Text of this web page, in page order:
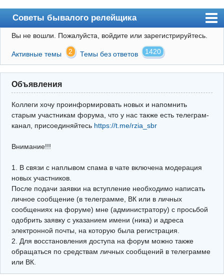
Советы бывалого релейщика
Форум
Правила
Поиск
Регистрация
Архив
Почта
Поиск релейщика
Видео РЗиА
Фотохостинг
Телеграм
Вы не вошли. Пожалуйста, войдите или зарегистрируйтесь.
Активные темы 2 Темы без ответов 1420
Объявления
Коллеги хочу проинформировать новых и напомнить
старым участникам форума, что у нас также есть телеграм-
канал, присоединяйтесь https://t.me/rzia_sbr
Внимание!!!
1. В связи с наплывом спама в чате включена модерация
новых участников.
После подачи заявки на вступление необходимо написать
личное сообщение (в телеграмме, ВК или в личных
сообщениях на форуме) мне (администратору) с просьбой
одобрить заявку с указанием имени (ника) и адреса
электронной почты, на которую была регистрация.
2. Для восстановления доступа на форум можно также
обращаться по средствам личных сообщений в телеграмме
или ВК.